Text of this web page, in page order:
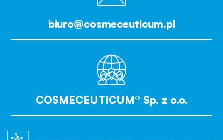
biuro@cosmeceuticum.pl
COSMECEUTICUM® Sp. z o.o.